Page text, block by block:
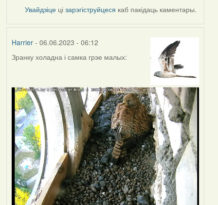
Увайдзіце цізарэгіструйцеся каб пакідаць каментары.
Harrier- 06.06.2023 - 06:12
Зранку холадна і самка грэе малых: